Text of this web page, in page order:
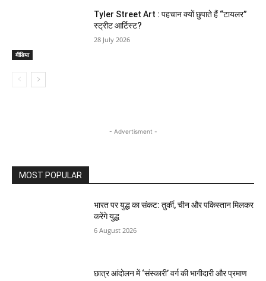
मीडिया
Tyler Street Art : पहचान क्यों छुपाते हैं “टायलर”
स्ट्रीट आर्टिस्ट?
28 July 2026
- Advertisment -
MOST POPULAR
भारत पर युद्ध का संकट: तुर्की, चीन और पकिस्तान मिलकर
करेंगे युद्ध
6 August 2026
छात्र आंदोलन में ‘संस्कारी’ वर्ग की भागीदारी और प्रमाण